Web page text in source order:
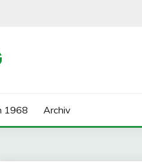
1968 Archiv